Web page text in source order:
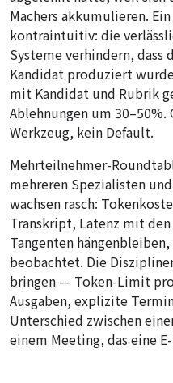
Machers akkumulieren.
kontraintuitiv: die
Systeme verhindern, dass
Kandidat produziert
mit Kandidat und Rubrik
Ablehnungen um
Werkzeug, kein Default.
Mehrteilnehmer-
mehreren Spezialisten
wachsen rasch:
Transkript, Latenz mit
Tangenten
beobachtet. Die
bringen — Token-Limit
Ausgaben, explizite
Unterschied zwischen
einem Meeting, das eine